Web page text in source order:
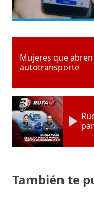
Mujeres que
autotransporte
También te